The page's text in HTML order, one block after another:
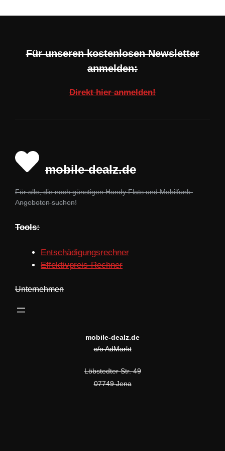
Für unseren kostenlosen Newsletter
anmelden:
Direkt hier anmelden!
mobile-dealz.de
Für alle, die nach günstigen Handy Flats und Mobilfunk-
Angeboten suchen!
Tools:
Entschädigungsrechner
Effektivpreis-Rechner
Unternehmen
mobile-dealz.de
c/o AdMarkt
Löbstedter Str. 49
07749 Jena